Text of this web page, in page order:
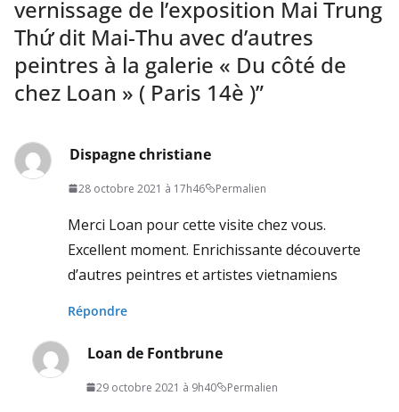
vernissage de l’exposition Mai Trung
Thứ dit Mai-Thu avec d’autres
peintres à la galerie « Du côté de
chez Loan » ( Paris 14è )”
Dispagne christiane
28 octobre 2021 à 17h46 Permalien
Merci Loan pour cette visite chez vous.
Excellent moment. Enrichissante découverte
d’autres peintres et artistes vietnamiens
Répondre
Loan de Fontbrune
29 octobre 2021 à 9h40 Permalien